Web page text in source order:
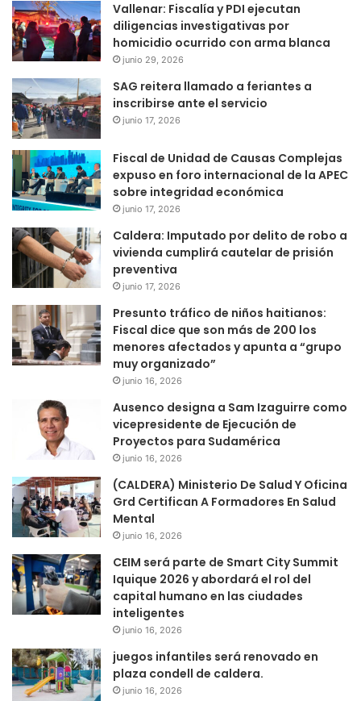
Vallenar: Fiscalía y PDI ejecutan
diligencias investigativas por
homicidio ocurrido con arma blanca
junio 29, 2026
SAG reitera llamado a feriantes a
inscribirse ante el servicio
junio 17, 2026
Fiscal de Unidad de Causas Complejas
expuso en foro internacional de la APEC
sobre integridad económica
junio 17, 2026
Caldera: Imputado por delito de robo a
vivienda cumplirá cautelar de prisión
preventiva
junio 17, 2026
Presunto tráfico de niños haitianos:
Fiscal dice que son más de 200 los
menores afectados y apunta a “grupo
muy organizado”
junio 16, 2026
Ausenco designa a Sam Izaguirre como
vicepresidente de Ejecución de
Proyectos para Sudamérica
junio 16, 2026
(CALDERA) Ministerio De Salud Y Oficina
Grd Certifican A Formadores En Salud
Mental
junio 16, 2026
CEIM será parte de Smart City Summit
Iquique 2026 y abordará el rol del
capital humano en las ciudades
inteligentes
junio 16, 2026
juegos infantiles será renovado en
plaza condell de caldera.
junio 16, 2026